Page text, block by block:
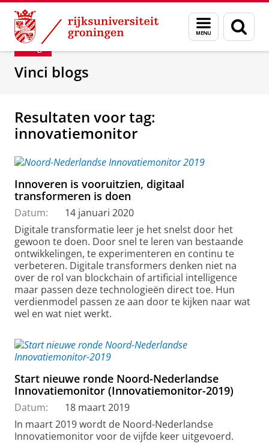
Skip
Content
Skip
Navigation
Menu
en
zoeken
Department of Innovation Management &
Blog
Vinci blogs
Resultaten voor tag:
innovatiemonitor
Innoveren is vooruitzien, digitaal
transformeren is doen
Datum:
14 januari 2020
Digitale transformatie leer je het snelst door het
gewoon te doen. Door snel te leren van bestaande
ontwikkelingen, te experimenteren en continu te
verbeteren. Digitale transformers denken niet na
over de rol van blockchain of artificial intelligence
maar passen deze technologieën direct toe. Hun
verdienmodel passen ze aan door te kijken naar wat
wel en wat niet werkt.
Start nieuwe ronde Noord-Nederlandse
Innovatiemonitor (Innovatiemonitor-2019)
Datum:
18 maart 2019
In maart 2019 wordt de Noord-Nederlandse
Innovatiemonitor voor de vijfde keer uitgevoerd.